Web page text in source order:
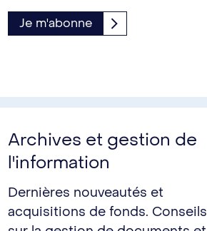
Je m'abonne
Archives et gestion de
l'information
Dernières nouveautés et
acquisitions de fonds. Conseils